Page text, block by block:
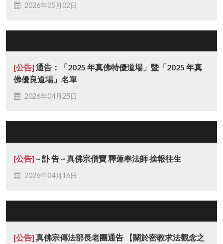
2026年05月02日
[公告] 通告：「2025 年真佛特優道場」暨「2025 年真
佛優良道場」名單
2026年04月25日
[公告] ~ 訃 告 ~ 真佛宗僧寶 釋蓮奉法師 捨報往生
2026年04月16日
[公告] 真佛宗傳法部長老團通告 【關於密教求法觀念之